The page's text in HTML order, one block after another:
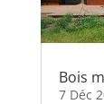
Bois
7 Déc